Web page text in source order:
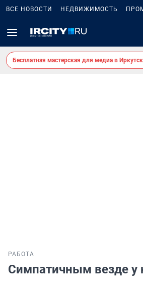
ВСЕ НОВОСТИ НЕДВИЖИМОСТЬ
Бесплатная мастерская для медиа в
РАБОТА
Симпатичным везде у